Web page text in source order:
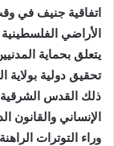
اتفاقية جنيف في
الأراضي
يتعلق بحماية
تحقيق دولية
ذلك القدس
الإنساني والقانون
وراء التوترات